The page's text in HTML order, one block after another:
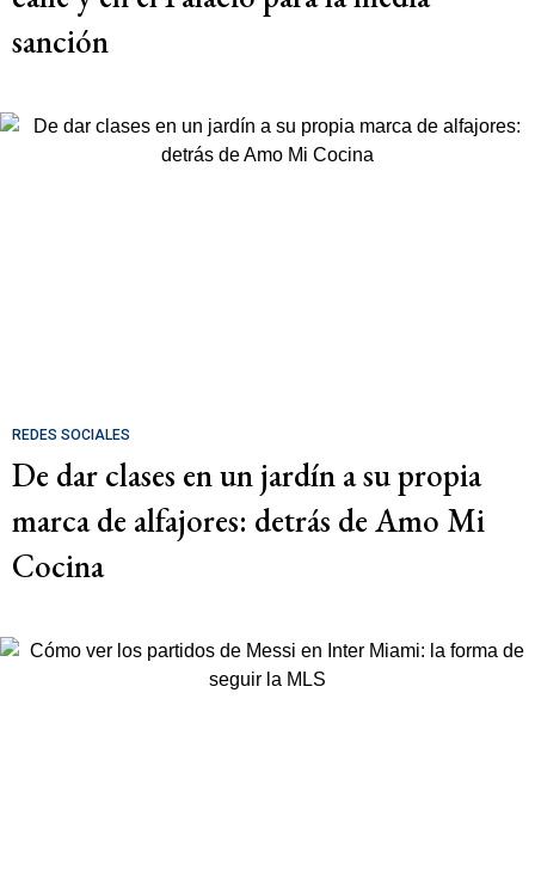
sanción
REDES SOCIALES
De dar clases en un jardín a su propia
marca de alfajores: detrás de Amo Mi
Cocina